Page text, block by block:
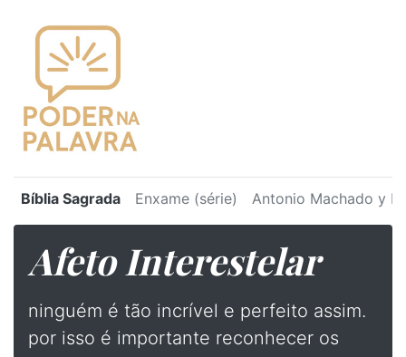
Bíblia Sagrada Enxame (série) Antonio Machado y
Afeto Interestelar
ninguém é tão incrível e perfeito assim.
por isso é importante reconhecer os